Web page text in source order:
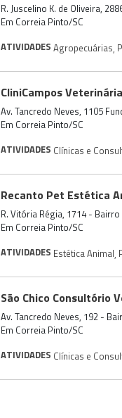
R. Juscelino K. de Oliveira,
Em Correia Pinto/SC
ATIVIDADES Agropecuárias,
CliniCampos Veterinária
Av. Tancredo Neves, 1105
Em Correia Pinto/SC
ATIVIDADES Clínicas e
Recanto Pet Estética
R. Vitória Régia, 1714 -
Em Correia Pinto/SC
ATIVIDADES Estética Animal,
São Chico Consultório
Av. Tancredo Neves, 192 -
Em Correia Pinto/SC
ATIVIDADES Clínicas e